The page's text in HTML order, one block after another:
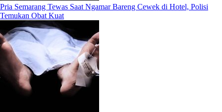
Pria Semarang Tewas Saat Ngamar Bareng Cewek di Hotel, Polisi
Temukan Obat Kuat